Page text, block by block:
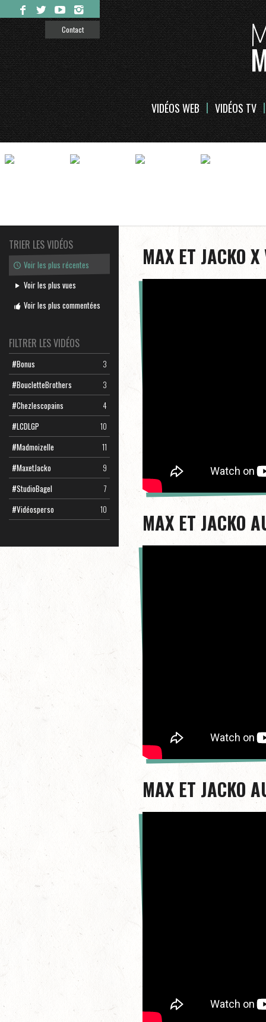
Contact
VIDÉOS WEB VIDÉOS TV
TRIER LES VIDÉOS
Voir les plus récentes
Voir les plus vues
Voir les plus commentées
FILTRER LES VIDÉOS
3
#Bonus
3
#BoucletteBrothers
4
#Chezlescopains
10
#LCDLGP
11
#Madmoizelle
9
#MaxetJacko
7
#StudioBagel
10
#Vidéosperso
MAX ET JACKO X
MAX ET JACKO
MAX ET JACKO